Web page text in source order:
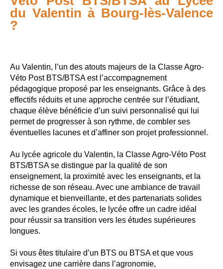
du Valentin à Bourg-lès-Valence
?
Au Valentin, l’un des atouts majeurs de la Classe Agro-
Véto Post BTS/BTSA est l’accompagnement
pédagogique proposé par les enseignants. Grâce à des
effectifs réduits et une approche centrée sur l’étudiant,
chaque élève bénéficie d’un suivi personnalisé qui lui
permet de progresser à son rythme, de combler ses
éventuelles lacunes et d’affiner son projet professionnel.
Au lycée agricole du Valentin, la Classe Agro-Véto Post
BTS/BTSA se distingue par la qualité de son
enseignement, la proximité avec les enseignants, et la
richesse de son réseau. Avec une ambiance de travail
dynamique et bienveillante, et des partenariats solides
avec les grandes écoles, le lycée offre un cadre idéal
pour réussir sa transition vers les études supérieures
longues.
Si vous êtes titulaire d’un BTS ou BTSA et que vous
envisagez une carrière dans l’agronomie,